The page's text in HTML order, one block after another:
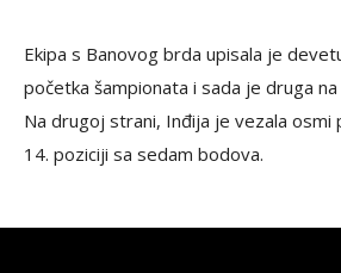
Ekipa s Banovog brda upisala je
početka šampionata i sada je druga
Na drugoj strani, Inđija je vezala osmi
14. poziciji sa sedam bodova.